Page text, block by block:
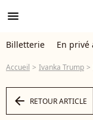
menu
Billetterie En privé
Accueil Ivanka Trump
arrow_left RETOUR ARTICLE